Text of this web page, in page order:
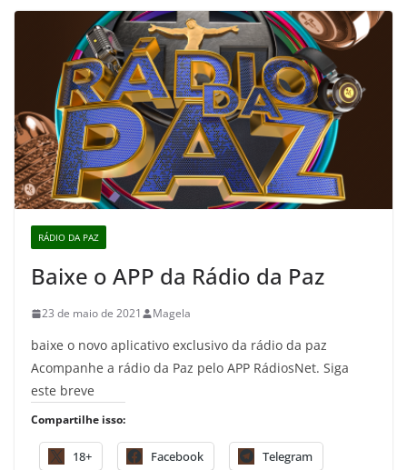
RÁDIO DA PAZ
Baixe o APP da Rádio da Paz
23 de maio de 2021 Magela
baixe o novo aplicativo exclusivo da rádio da paz
Acompanhe a rádio da Paz pelo APP RádiosNet. Siga
este breve
Compartilhe isso:
18+ Facebook Telegram